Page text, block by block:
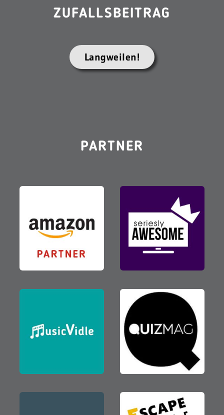
ZUFALLSBEITRAG
Langweilen!
PARTNER